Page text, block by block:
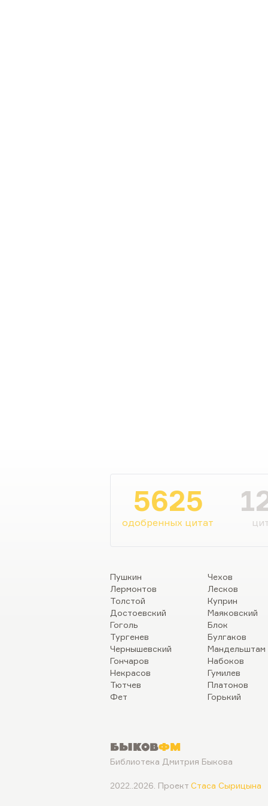
5625
одобренных цитат
Пушкин
Лермонтов
Толстой
Достоевский
Гоголь
Тургенев
Чернышевский
Гончаров
Некрасов
Тютчев
Фет
Чехов
Лесков
Куприн
Маяковский
Блок
Булгаков
Мандельштам
Набоков
Гумилев
Платонов
Горький
БыковФМ
Библиотека Дмитрия Быкова
2022..2026. Проект Стаса Сырицына